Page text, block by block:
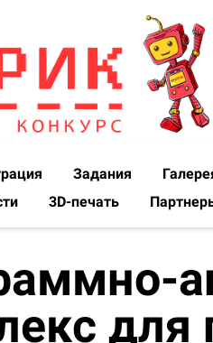
Задания
3D-печать
для